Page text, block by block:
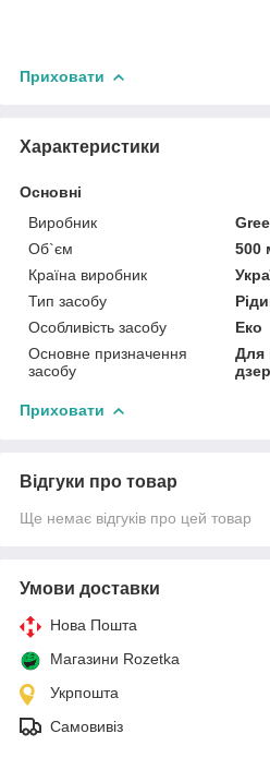
Приховати
Характеристики
Основні
Виробник
Об`єм
500
Країна виробник
Тип засобу
Особливість засобу
Еко
Основне призначення
засобу
Для
Приховати
Відгуки про товар
Ще немає відгуків про цей товар
Умови доставки
Нова Пошта
Магазини Rozetka
Укрпошта
Самовивіз